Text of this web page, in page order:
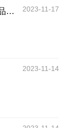
税务师考前必带的物品有哪些？必备物品清单 2023-11-17
2023-11-14